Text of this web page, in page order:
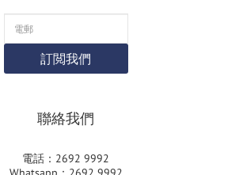
訂閲我們
聯絡我們
電話：2692 9992